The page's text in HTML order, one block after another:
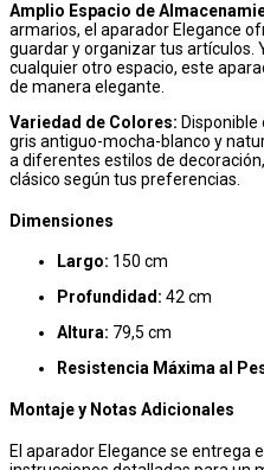
Amplio Espacio de
armarios, el aparador Elegance
guardar y organizar tus artículos.
cualquier otro espacio, este
de manera elegante.
Variedad de Colores:
gris antiguo-mocha-blanco y
a diferentes estilos de
clásico según tus preferencias.
Dimensiones
Largo: 150 cm
Profundidad: 42 cm
Altura: 79,5 cm
Resistencia Máxima al
Montaje y Notas Adicionales
El aparador Elegance se entrega